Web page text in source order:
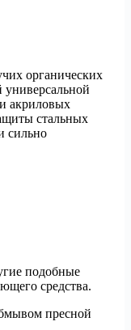
органических
универсальной
акриловых
стальных
сильно
подобные
средства.
пресной